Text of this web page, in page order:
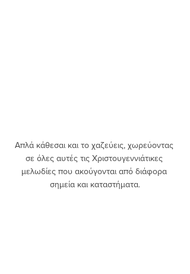
Απλά κάθεσαι και το χαζεύεις, χωρεύοντας
σε όλες αυτές τις Χριστουγεννιάτικες
μελωδίες που ακούγονται από διάφορα
σημεία και καταστήματα.